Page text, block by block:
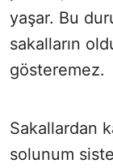
yaşar. Bu
sakalların
gösteremez.
Sakallardan
solunum